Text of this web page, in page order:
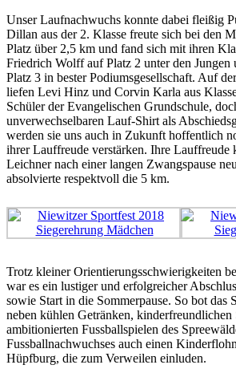
Unser Laufnachwuchs konnte dabei fleißig
Dillan aus der 2. Klasse freute sich bei den
Platz über 2,5 km und fand sich mit ihren
Friedrich Wolff auf Platz 2 unter den Jungen
Platz 3 in bester Podiumsgesellschaft. Auf
liefen Levi Hinz und Corvin Karla aus
Schüler der Evangelischen Grundschule,
unverwechselbaren Lauf-Shirt als
werden sie uns auch in Zukunft hoffentlich
ihrer Lauffreude verstärken. Ihre Lauffreude
Leichner nach einer langen Zwangspause
absolvierte respektvoll die 5 km.
Trotz kleiner Orientierungsschwierigkeiten
war es ein lustiger und erfolgreicher
sowie Start in die Sommerpause. So bot das
neben kühlen Getränken, kinderfreundlichen
ambitionierten Fussballspielen des
Fussballnachwuchses auch einen
Hüpfburg, die zum Verweilen einluden.